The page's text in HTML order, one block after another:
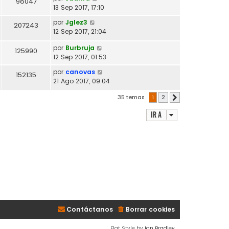
13 Sep 2017, 17:10
207243 por Jglez3
12 Sep 2017, 21:04
125990 por Burbruja
12 Sep 2017, 01:53
152135 por canovas
21 Ago 2017, 09:04
35 temas 1 2
Ir a
Borrar cookies
Contáctanos